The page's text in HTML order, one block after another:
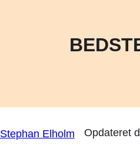
Stephan Elholm Opdateret